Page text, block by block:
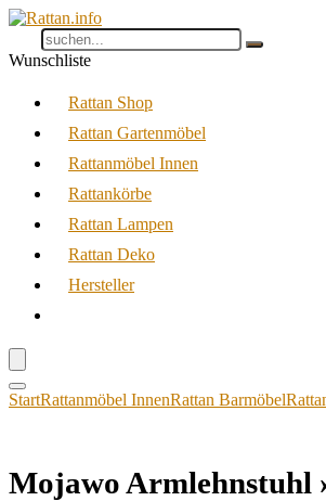
Wunschliste
Rattan Shop
Rattan Gartenmöbel
Rattanmöbel Innen
Rattankörbe
Rattan Lampen
Rattan Deko
Hersteller
StartRattanmöbel InnenRattan Barmöbel
Mojawo Armlehnstuhl